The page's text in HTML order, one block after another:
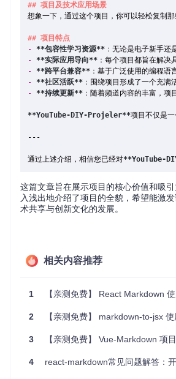
## 项目及技术应用场景
想象一下，通过这个项目，你可以轻松复制
## 项目特点
-
**包容性学习资源**
-
**实际应用导向**
-
**跨平台兼容**
-
**社区活跃**
-
**持续更新** ：随着频道内容的丰富，
**YouTube-DIY-Projeler**项目不仅是
---
通过上述介绍，相信您已经对**YouTube-
这篇文章旨在展示项目的核心价值和吸
入浅出地介绍了项目的全貌，希望能激
术共享与创新文化的发展。
相关内容推荐
1 【亲测免费】 React Markdown
2 【亲测免费】 markdown-to-jsx 使
3 【亲测免费】 Vue-Markdown 项
4 react-markdown常见问题解答：开